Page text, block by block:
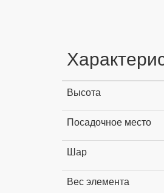
Высота
Посадочное место
Шар
Вес элемента